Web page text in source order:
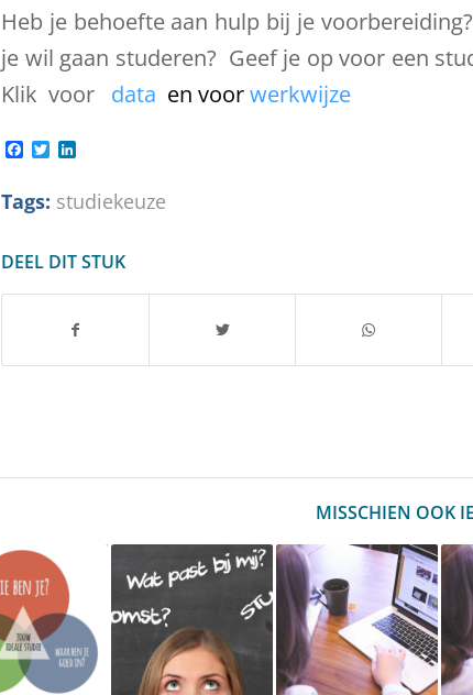
Heb je behoefte aan hulp bij je
je wil gaan studeren? Geef je op voor een
Klik voor data en voorwerkwijze
Facebook
Twitter
Tags: studiekeuze
DEEL DIT STUK
MISSCHIEN OOK